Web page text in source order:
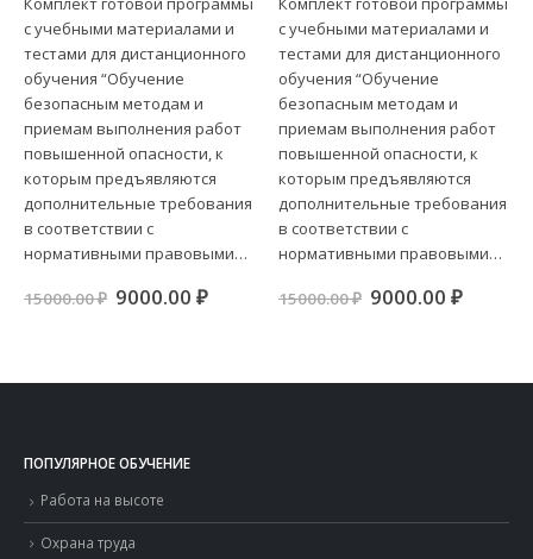
которым предъявляются
дополнительные требования
в соответствии с
нормативными правовыми
актами, содержащими
государственные
нормативные требования
охраны труда. Безопасные
методы и приемы работ по
валке леса в особо опасных
условиях»
с учебными материалами и
тестами для дистанционного
обучения “Обучение
безопасным методам и
приемам выполнения работ
повышенной опасности, к
которым предъявляются
дополнительные требования
в соответствии с
нормативными правовыми…
15000.00₽ Первоначальная
9000.00 ₽Текущая
которым предъявляются
дополнительные требования
в соответствии с
нормативными правовыми
актами, содержащими
государственные
нормативные требования
охраны труда. Безопасные
методы и приёмы
выполнения земляных
работ»
с учебными материалами и
тестами для дистанционного
обучения “Обучение
безопасным методам и
приемам выполнения работ
повышенной опасности, к
которым предъявляются
дополнительные требования
в соответствии с
нормативными правовыми…
15000.00₽ 9000.00 ₽
ПОПУЛЯРНОЕ ОБУЧЕНИЕ
Работа на высоте
Охрана труда